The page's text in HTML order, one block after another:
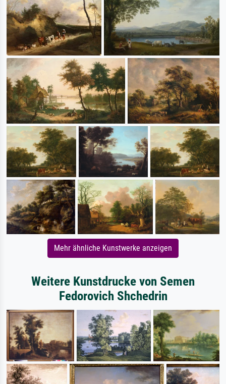
Mehr ähnliche Kunstwerke anzeigen
Weitere Kunstdrucke von Semen
Fedorovich Shchedrin